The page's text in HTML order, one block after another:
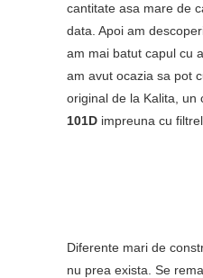
cantitate asa mare de
data. Apoi am
am mai batut capul cu
am avut ocazia sa pot
original de la Kalita, un
101D impreuna cu
Diferente mari de
nu prea exista. Se